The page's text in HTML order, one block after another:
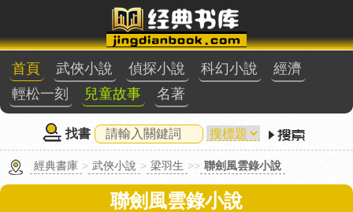
首頁 武俠小說 偵探小說 科幻小說
經濟
輕松一刻
兒童故事 名著
找書
經典書庫 > 武俠小說 > 梁羽生 >> 聯劍風雲錄小說
聯劍風雲錄小說